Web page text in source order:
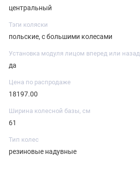
центральный
Тэги коляски
польские, с большими колесами
Установка модуля лицом вперед или назад
да
Цена по распродаже
18197.00
Ширина колесной базы, см
61
Тип колес
резиновые надувные